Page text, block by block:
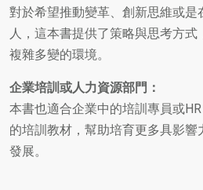
對於希望推動變革、創新思維或是
人，這本書提供了策略與思考方
複雜多變的環境。
企業培訓或人力資源部門：
本書也適合企業中的培訓專員或
的培訓教材，幫助培育更多具影
發展。